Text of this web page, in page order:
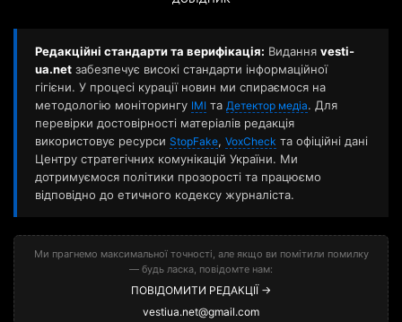
Редакційні стандарти та верифікація: Видання vesti-
ua.net забезпечує високі стандарти інформаційної
гігієни. У процесі курації новин ми спираємося на
методологію моніторингу ІМІ та Детектор медіа. Для
перевірки достовірності матеріалів редакція
використовує ресурси StopFake, VoxCheck та офіційні дані
Центру стратегічних комунікацій України. Ми
дотримуємося політики прозорості та працюємо
відповідно до етичного кодексу журналіста.
Ми прагнемо максимальної точності, але якщо ви помітили помилку
— будь ласка, повідомте нам:
ПОВІДОМИТИ РЕДАКЦІЇ →
vestiua.net@gmail.com